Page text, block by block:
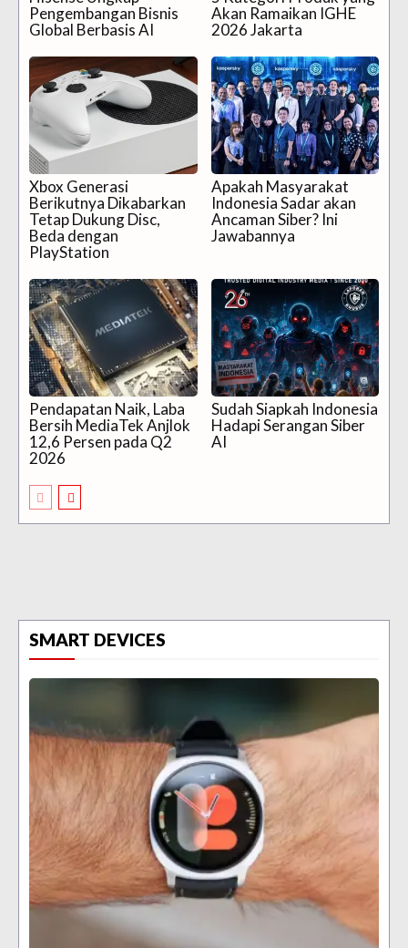
Pengembangan Bisnis
Global Berbasis AI
Akan Ramaikan IGHE
2026 Jakarta
Xbox Generasi
Berikutnya Dikabarkan
Tetap Dukung Disc,
Beda dengan
PlayStation
Apakah Masyarakat
Indonesia Sadar akan
Ancaman Siber? Ini
Jawabannya
Pendapatan Naik, Laba
Bersih MediaTek Anjlok
12,6 Persen pada Q2
2026
Sudah Siapkah Indonesia
Hadapi Serangan Siber
AI
SMART DEVICES